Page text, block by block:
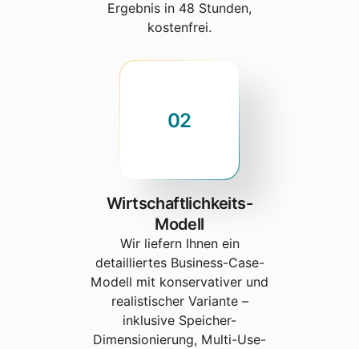
Ergebnis in 48 Stunden,
kostenfrei.
02
Wirtschaftlichkeits-
Modell
Wir liefern Ihnen ein
detailliertes Business-Case-
Modell mit konservativer und
realistischer Variante –
inklusive Speicher-
Dimensionierung, Multi-Use-